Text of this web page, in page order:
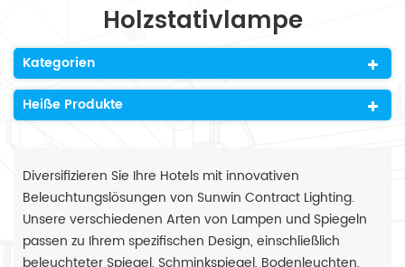
Holzstativlampe
Kategorien
Heiße Produkte
Diversifizieren Sie Ihre Hotels mit innovativen
Beleuchtungslösungen von Sunwin Contract Lighting.
Unsere verschiedenen Arten von Lampen und Spiegeln
passen zu Ihrem spezifischen Design, einschließlich
beleuchteter Spiegel, Schminkspiegel, Bodenleuchten,